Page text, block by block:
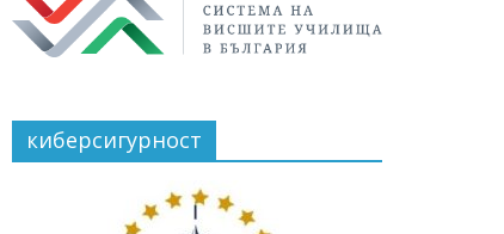
киберсигурност